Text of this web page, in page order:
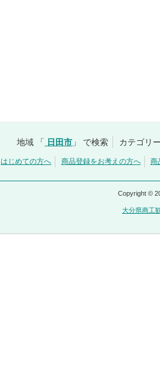
地域 「 日田市 」 で検索 カテゴリ
はじめての方へ 商品登録をお考えの方へ 商
Copyright ©
大分県商工